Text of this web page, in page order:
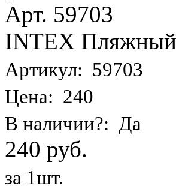
Арт. 59703
INTEX
Артикул: 59703
Цена: 240
В наличии?: Да
240 руб.
за 1шт.